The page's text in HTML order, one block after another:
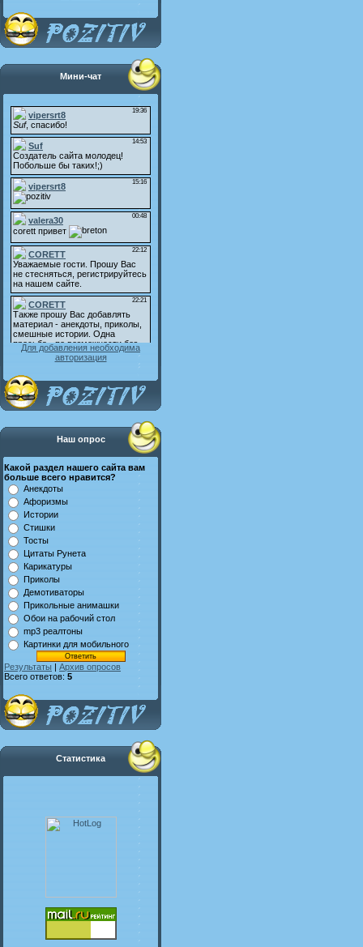
Мини-чат
Для добавления необходима
авторизация
Наш опрос
Какой раздел нашего сайта вам
больше всего нравится?
Анекдоты
Афоризмы
Истории
Стишки
Тосты
Цитаты Рунета
Карикатуры
Приколы
Демотиваторы
Прикольные анимашки
Обои на рабочий стол
mp3 реалтоны
Картинки для мобильного
Результаты | Архив опросов
Всего ответов: 5
Статистика